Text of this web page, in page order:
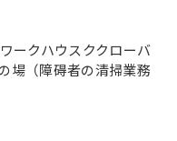
ークハウスククローバ
場（障碍者の清掃業務